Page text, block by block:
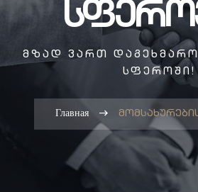
ᲛᲖᲐᲓ ᲕᲐᲠᲗ
ᲡᲤᲔᲠᲝᲨᲘ!
Главная